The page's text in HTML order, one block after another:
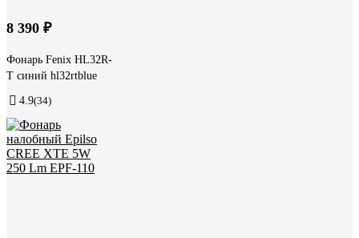
8 390 ₽
Фонарь Fenix HL32R-
T синий hl32rtblue
4.9(34)